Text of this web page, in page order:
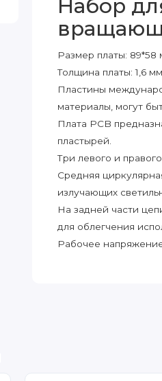
Набор
Размер платы: 89*58
Толщина платы: 1,6 мм
Пластины
материалы, могут
Плата PCB
пластырей.
Три левого и
Средняя
излучающих
На задней части
для облегчения
Рабочее